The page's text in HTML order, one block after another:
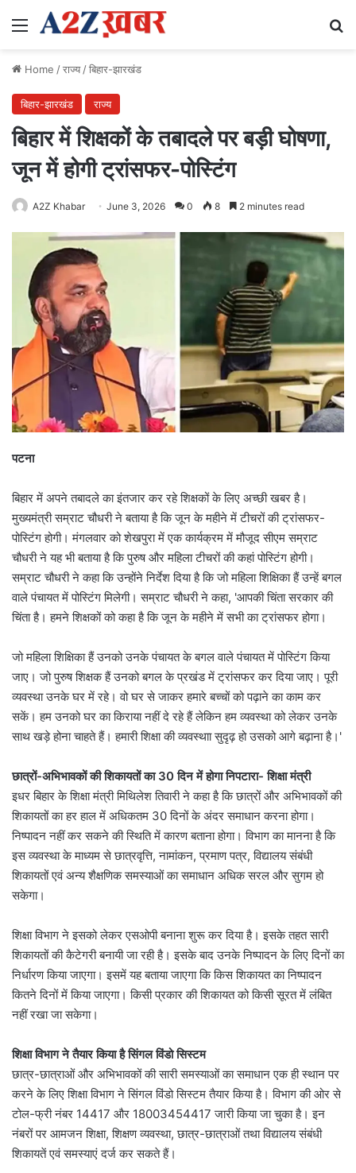
Menu
Home /राज्य/बिहार-झारखंड
बिहार-झारखंड राज्य
बिहार में शिक्षकों के तबादले पर बड़ी घोषणा,
जून में होगी ट्रांसफर-पोस्टिंग
A2Z Khabar June 3, 2026 0 8 2 minutes read
पटना
बिहार में अपने तबादले का इंतजार कर रहे शिक्षकों के लिए अच्छी खबर है।
मुख्यमंत्री सम्राट चौधरी ने बताया है कि जून के महीने में टीचरों की ट्रांसफर-
पोस्टिंग होगी। मंगलवार को शेखपुरा में एक कार्यक्रम में मौजूद सीएम सम्राट
चौधरी ने यह भी बताया है कि पुरुष और महिला टीचरों की कहां पोस्टिंग होगी।
सम्राट चौधरी ने कहा कि उन्होंने निर्देश दिया है कि जो महिला शिक्षिका हैं उन्हें बगल
वाले पंचायत में पोस्टिंग मिलेगी। सम्राट चौधरी ने कहा, 'आपकी चिंता सरकार की
चिंता है। हमने शिक्षकों को कहा है कि जून के महीने में सभी का ट्रांसफर होगा।
जो महिला शिक्षिका हैं उनको उनके पंचायत के बगल वाले पंचायत में पोस्टिंग किया
जाए। जो पुरुष शिक्षक हैं उनको बगल के प्रखंड में ट्रांसफर कर दिया जाए। पूरी
व्यवस्था उनके घर में रहे। वो घर से जाकर हमारे बच्चों को पढ़ाने का काम कर
सकें। हम उनको घर का किराया नहीं दे रहे हैं लेकिन हम व्यवस्था को लेकर उनके
साथ खड़े होना चाहते हैं। हमारी शिक्षा की व्यवस्थाा सुदृढ़ हो उसको आगे बढ़ाना है।'
छात्रों-अभिभावकों की शिकायतों का 30 दिन में होगा निपटारा- शिक्षा मंत्री
इधर बिहार के शिक्षा मंत्री मिथिलेश तिवारी ने कहा है कि छात्रों और अभिभावकों की
शिकायतों का हर हाल में अधिकतम 30 दिनों के अंदर समाधान करना होगा।
निष्पादन नहीं कर सकने की स्थिति में कारण बताना होगा। विभाग का मानना है कि
इस व्यवस्था के माध्यम से छात्रवृत्ति, नामांकन, प्रमाण पत्र, विद्यालय संबंधी
शिकायतों एवं अन्य शैक्षणिक समस्याओं का समाधान अधिक सरल और सुगम हो
सकेगा।
शिक्षा विभाग ने इसको लेकर एसओपी बनाना शुरू कर दिया है। इसके तहत सारी
शिकायतों की कैटेगरी बनायी जा रही है। इसके बाद उनके निष्पादन के लिए दिनों का
निर्धारण किया जाएगा। इसमें यह बताया जाएगा कि किस शिकायत का निष्पादन
कितने दिनों में किया जाएगा। किसी प्रकार की शिकायत को किसी सूरत में लंबित
नहीं रखा जा सकेगा।
शिक्षा विभाग ने तैयार किया है सिंगल विंडो सिस्टम
छात्र-छात्राओं और अभिभावकों की सारी समस्याओं का समाधान एक ही स्थान पर
करने के लिए शिक्षा विभाग ने सिंगल विंडो सिस्टम तैयार किया है। विभाग की ओर से
टोल-फ्री नंबर 14417 और 18003454417 जारी किया जा चुका है। इन
नंबरों पर आमजन शिक्षा, शिक्षण व्यवस्था, छात्र-छात्राओं तथा विद्यालय संबंधी
शिकायतें एवं समस्याएं दर्ज कर सकते हैं।